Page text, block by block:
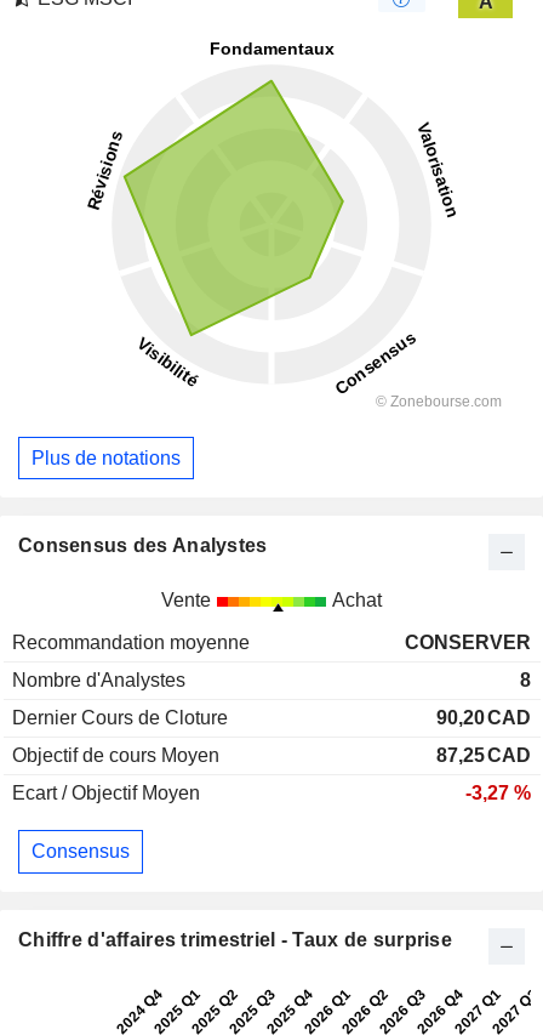
Plus de notations
Consensus des Analystes
Vente Achat
Recommandation moyenne
CONSERVER
Nombre d'Analystes
8
Dernier Cours de Cloture
90,20CAD
Objectif de cours Moyen
87,25CAD
Ecart / Objectif Moyen
-3,27 %
Consensus
Chiffre d'affaires trimestriel - Taux de surprise